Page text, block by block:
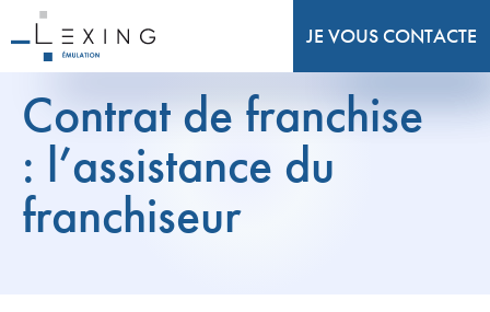
JE VOUS CONTACTE
Contrat de franchise
: l’assistance du
franchiseur